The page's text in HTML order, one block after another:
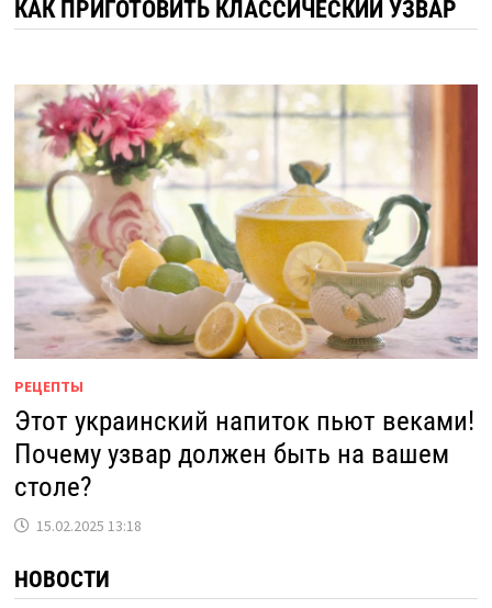
КАК ПРИГОТОВИТЬ КЛАССИЧЕСКИЙ УЗВАР
РЕЦЕПТЫ
Этот украинский напиток пьют веками!
Почему узвар должен быть на вашем
столе?
15.02.2025 13:18
НОВОСТИ